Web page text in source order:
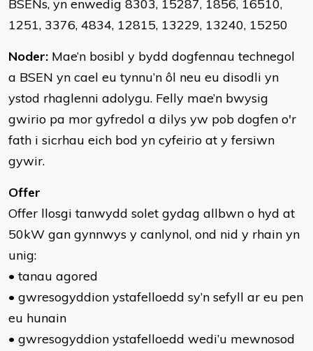
BSENs, yn enwedig 8303, 15287, 1856, 16510,
1251, 3376, 4834, 12815, 13229, 13240, 15250
Noder: Mae’n bosibl y bydd dogfennau technegol
a BSEN yn cael eu tynnu’n ôl neu eu disodli yn
ystod rhaglenni adolygu. Felly mae’n bwysig
gwirio pa mor gyfredol a dilys yw pob dogfen o'r
fath i sicrhau eich bod yn cyfeirio at y fersiwn
gywir.
Offer
Offer llosgi tanwydd solet gydag allbwn o hyd at
50kW gan gynnwys y canlynol, ond nid y rhain yn
unig:
• tanau agored
• gwresogyddion ystafelloedd sy’n sefyll ar eu pen
eu hunain
• gwresogyddion ystafelloedd wedi’u mewnosod